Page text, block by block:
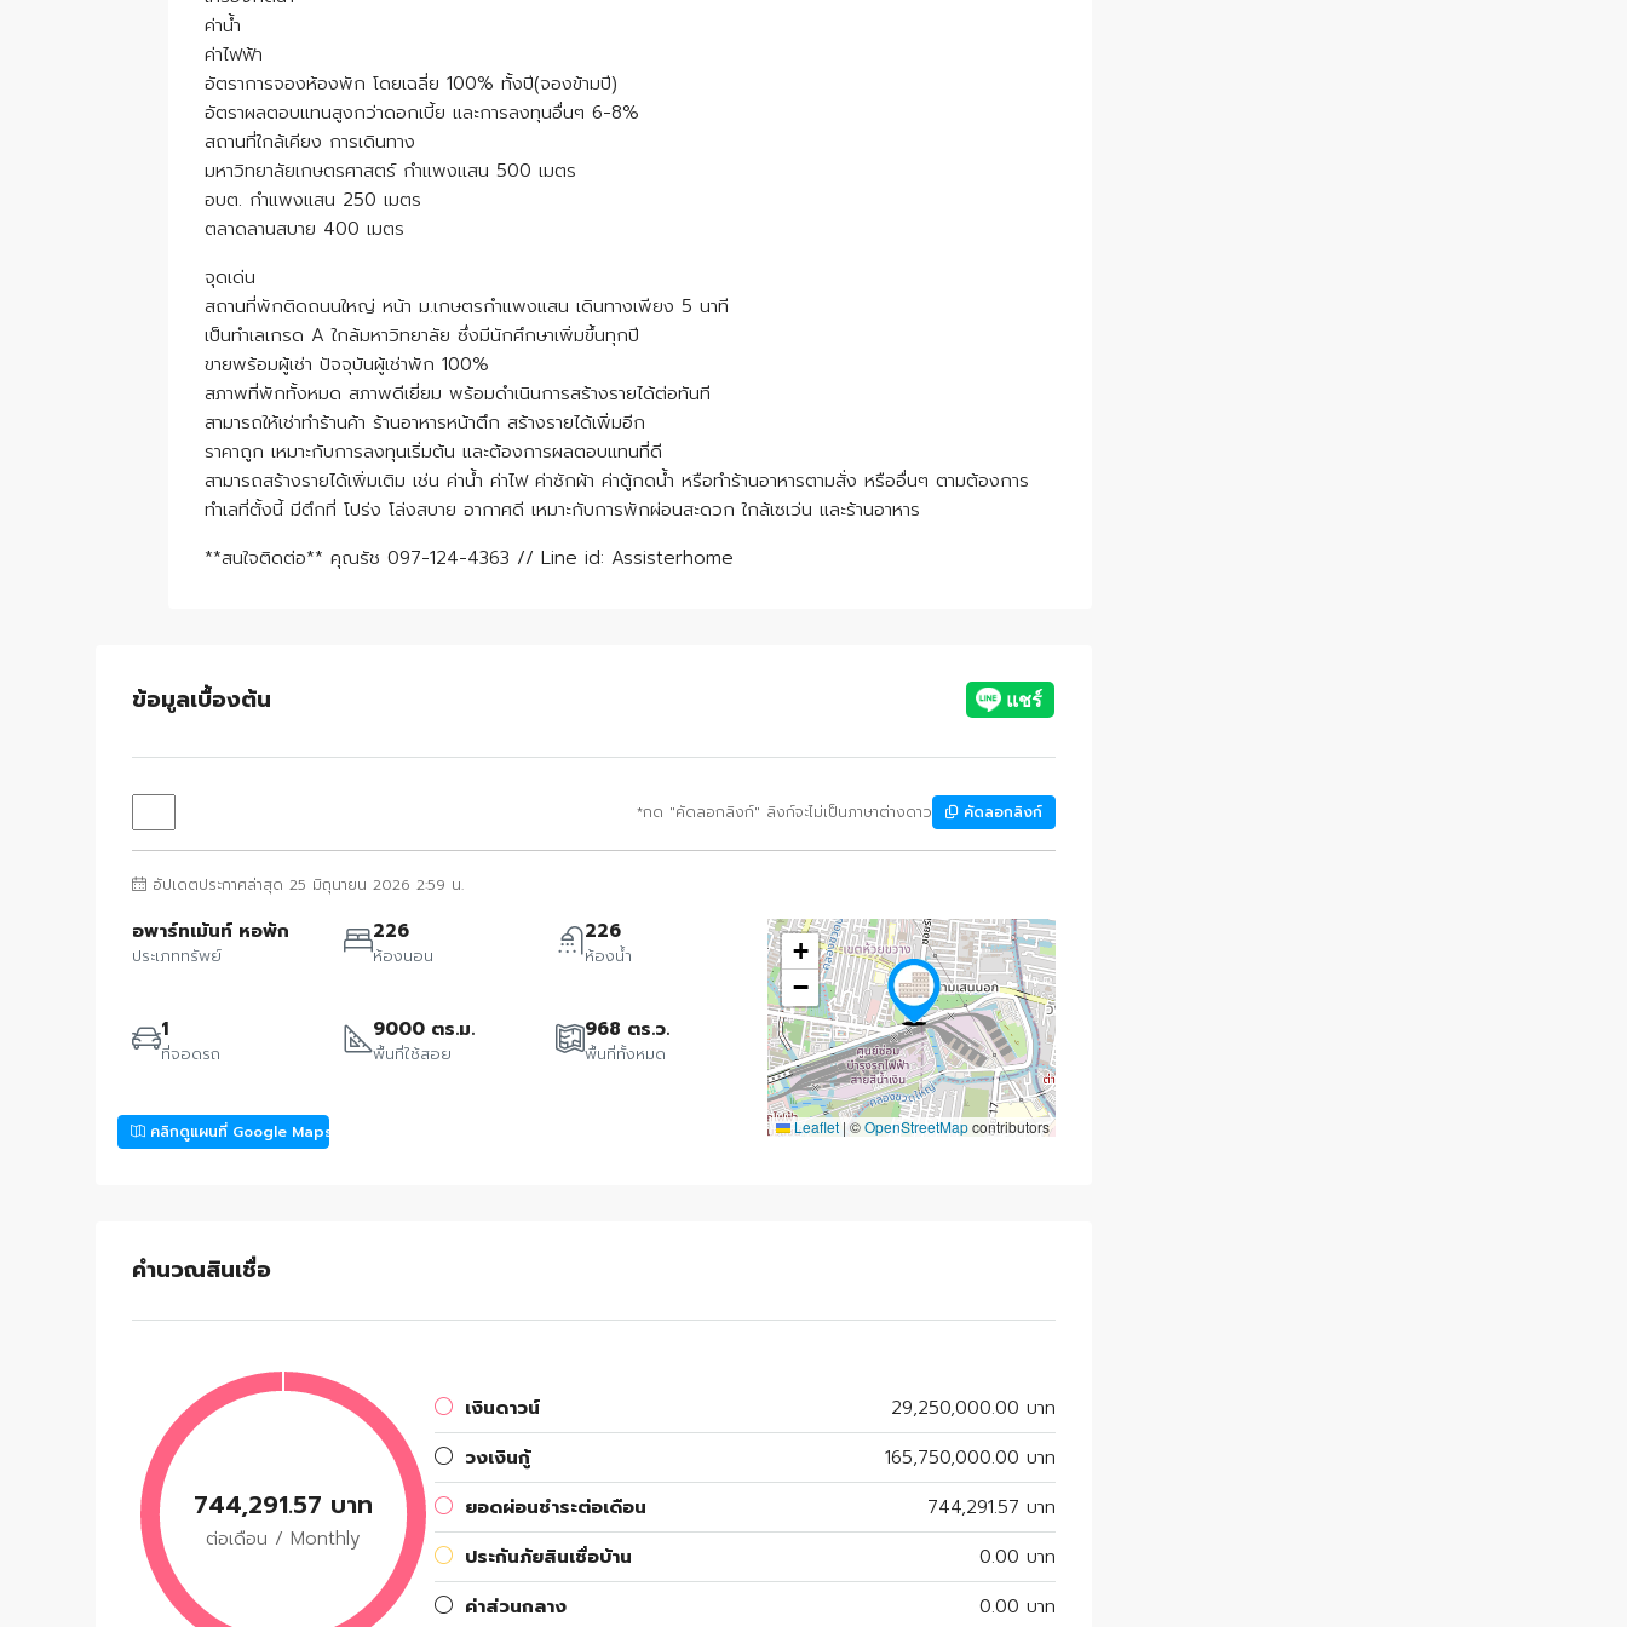
ค่าน้ำ
ค่าไฟฟ้า
อัตราการจองห้องพัก โดยเฉลี่ย 100% ทั้งปี(จองข้ามปี)
อัตราผลตอบแทนสูงกว่าดอกเบี้ย และการลงทุนอื่นๆ 6-8%
สถานที่ใกล้เคียง การเดินทาง
มหาวิทยาลัยเกษตรศาสตร์ กำแพงแสน 500 เมตร
อบต. กำแพงแสน 250 เมตร
ตลาดลานสบาย 400 เมตร
จุดเด่น
สถานที่พักติดถนนใหญ่ หน้า ม.เกษตรกำแพงแสน เดินทางเพียง 5 นาที
เป็นทำเลเกรด A ใกล้มหาวิทยาลัย ซึ่งมีนักศึกษาเพิ่มขึ้นทุกปี
ขายพร้อมผู้เช่า ปัจจุบันผู้เช่าพัก 100%
สภาพที่พักทั้งหมด สภาพดีเยี่ยม พร้อมดำเนินการสร้างรายได้ต่อทันที
สามารถให้เช่าทำร้านค้า ร้านอาหารหน้าตึก สร้างรายได้เพิ่มอีก
ราคาถูก เหมาะกับการลงทุนเริ่มต้น และต้องการผลตอบแทนที่ดี
สามารถสร้างรายได้เพิ่มเติม เช่น ค่าน้ำ ค่าไฟ ค่าซักผ้า ค่าตู้กดน้ำ หรือทำร้านอาหารตามสั่ง หรืออื่นๆ ตามต้องการ
ทำเลที่ตั้งนี้ มีตึกที่ โปร่ง โล่งสบาย อากาศดี เหมาะกับการพักผ่อนสะดวก ใกล้เซเว่น และร้านอาหาร
**สนใจติดต่อ** คุณรัช 097-124-4363 // Line id: Assisterhome
ข้อมูลเบื้องต้น
*กด "คัดลอกลิงก์" ลิงก์จะไม่เป็นภาษาต่างดาว คัดลอกลิงก์
อัปเดตประกาศล่าสุด 25 มิถุนายน 2026 2:59 น.
อพาร์ทเม้นท์ หอพัก
ประเภททรัพย์
226
ห้องนอน
226
ห้องน้ำ
1
ที่จอดรถ
9000 ตร.ม.
พื้นที่ใช้สอย
968 ตร.ว.
พื้นที่ทั้งหมด
คลิกดูแผนที่ Google Maps
+
−
Leaflet | ©OpenStreetMapcontributors
คำนวณสินเชื่อ
744,291.57 บาท
ต่อเดือน / Monthly
เงินดาวน์
29,250,000.00 บาท
วงเงินกู้
165,750,000.00 บาท
ยอดผ่อนชำระต่อเดือน
744,291.57 บาท
ประกันภัยสินเชื่อบ้าน
0.00 บาท
ค่าส่วนกลาง
0.00 บาท